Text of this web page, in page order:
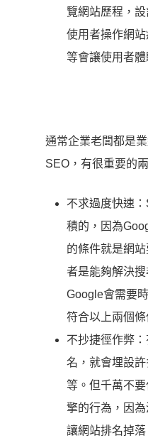
覽網站歷程，
使用者操作網
等會讓使用者
通常企業老闆都是
SEO，有很重要的
不求過度快速
積的，因為
的條件就是網
者是能夠解決
Google會需要
符合以上兩個條
不抄捷徑作弊
名，就會埋設
等。但千萬不要
擎的行為，因為
讓網站排名掉